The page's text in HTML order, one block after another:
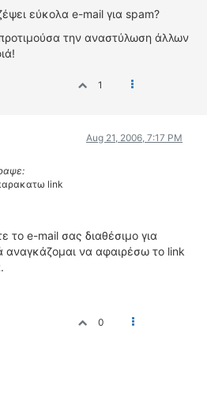
εύκολα e-mail για spam?
την αναστύλωση άλλων
1
Aug 21, 2006, 7:17 PM
link
το e-mail σας διαθέσιμο για
αναγκάζομαι να αφαιρέσω το link
0